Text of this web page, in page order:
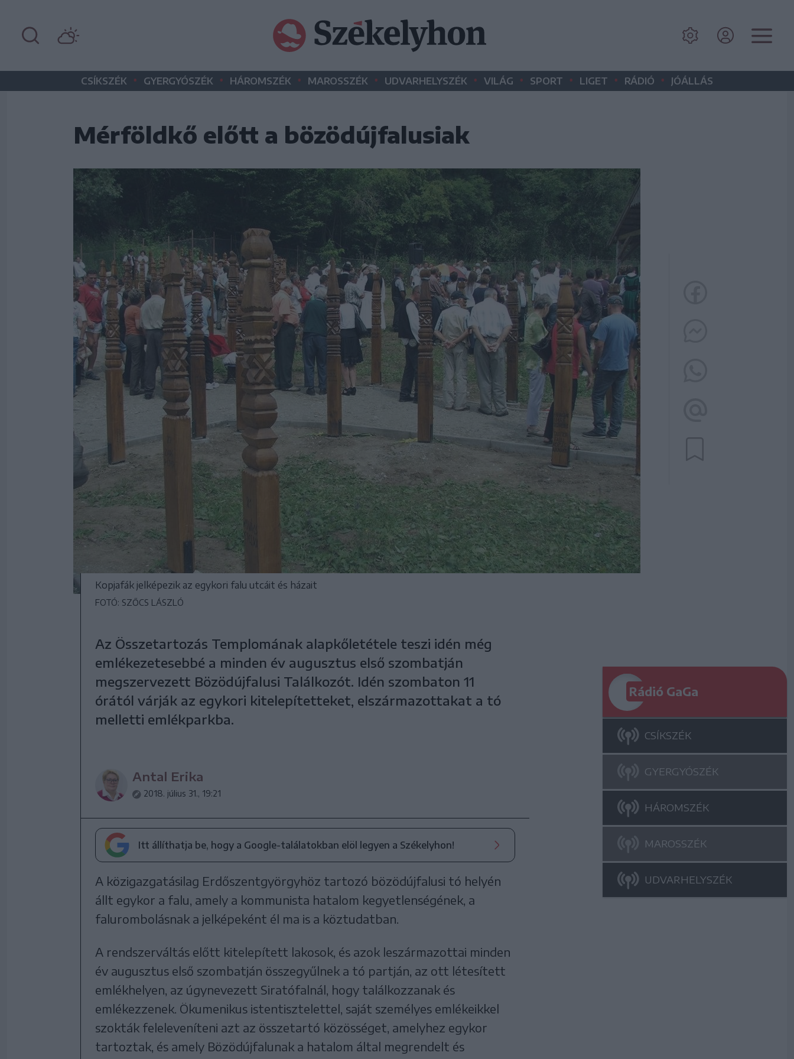
CSÍKSZÉK • GYERGYÓSZÉK • HÁROMSZÉK • MAROSSZÉK • UDVARHELYSZÉK • VILÁG • SPORT • LIGET • RÁDIÓ • JÓÁLLÁS
Mérföldkő előtt a bözödújfalusiak
Kopjafák jelképezik az egykori falu utcáit és házait
FOTÓ: SZŐCS LÁSZLÓ
Az Összetartozás Templomának alapkőletétele teszi idén még
emlékezetesebbé a minden év augusztus első szombatján
megszervezett Bözödújfalusi Találkozót. Idén szombaton 11
órától várják az egykori kitelepítetteket, elszármazottakat a tó
melletti emlékparkba.
Antal Erika
2018. július 31., 19:21
Itt állíthatja be, hogy a Google-találatokban elöl legyen a Székelyhon!
A közigazgatásilag Erdőszentgyörgyhöz tartozó bözödújfalusi tó helyén
állt egykor a falu, amely a kommunista hatalom kegyetlenségének, a
falurombolásnak a jelképeként él ma is a köztudatban.
A rendszerváltás előtt kitelepített lakosok, és azok leszármazottai minden
év augusztus első szombatján összegyűlnek a tó partján, az ott létesített
emlékhelyen, az úgynevezett Siratófalnál, hogy találkozzanak és
emlékezzenek. Ökumenikus istentisztelettel, saját személyes emlékeikkel
szokták feleleveníteni azt az összetartó közösséget, amelyhez egykor
tartoztak, és amely Bözödújfalunak a hatalom által megrendelt és
Rádió GaGa
CSÍKSZÉK
GYERGYÓSZÉK
HÁROMSZÉK
MAROSSZÉK
UDVARHELYSZÉK